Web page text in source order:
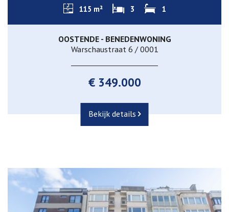
115 m² 3 1
OOSTENDE - BENEDENWONING
Warschaustraat 6 / 0001
€ 349.000
Bekijk details